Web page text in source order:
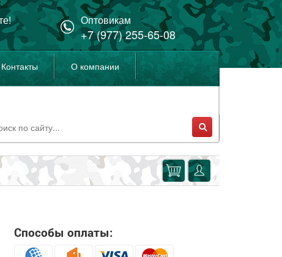
Оптовикам
+7 (977) 255-65-08
Контакты О компании
Способы оплаты: